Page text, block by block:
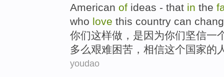
American of ideas - that in the
who love this country can
你们这样做 ， 是因为你们坚信一
多么艰难困苦 ， 相信这个国家的
youdao